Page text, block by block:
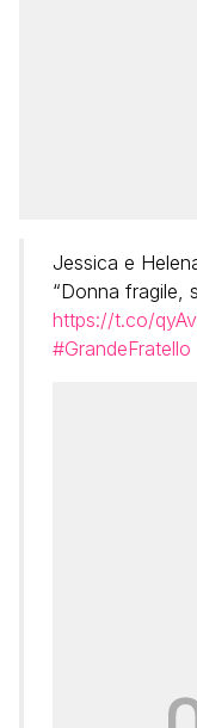
Jessica e
“Donna fragile,
https://t.co/
#GrandeFratello